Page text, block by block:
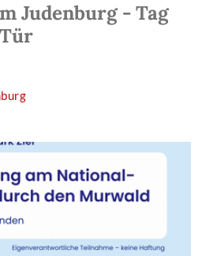
Judenburg - Tag